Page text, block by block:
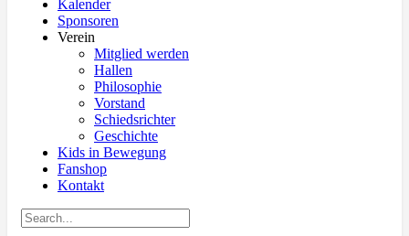
Kalender
Sponsoren
Verein
Mitglied werden
Hallen
Philosophie
Vorstand
Schiedsrichter
Geschichte
Kids in Bewegung
Fanshop
Kontakt